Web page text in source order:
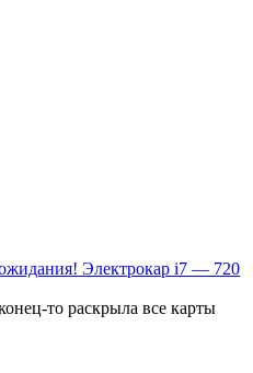
Электрокар i7 — 720
то раскрыла все карты